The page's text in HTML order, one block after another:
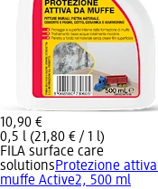
10,90 €
0,5 l (21,80 € / 1 l)
FILA surface care
solutionsProtezione
muffe Active2, 500 ml